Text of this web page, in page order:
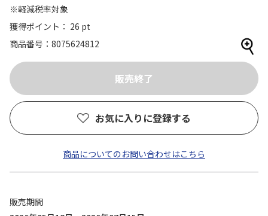
※軽減税率対象
獲得ポイント： 26 pt
商品番号
8075624812
お気に入りに登録する
商品についてのお問い合わせはこちら
販売期間